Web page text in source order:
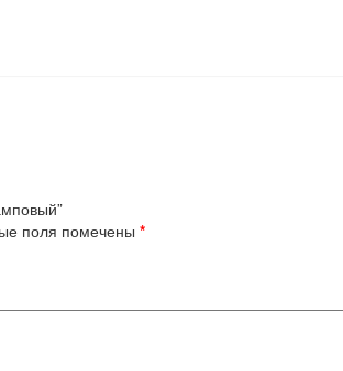
поля помечены *